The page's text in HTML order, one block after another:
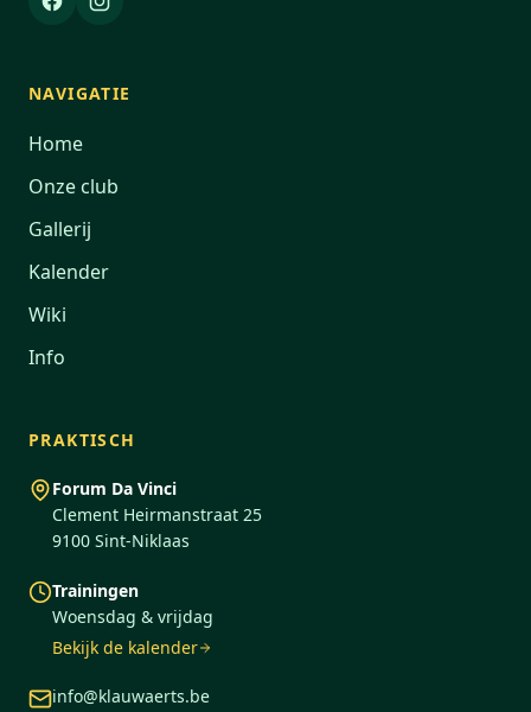
NAVIGATIE
Home
Onze club
Gallerij
Kalender
Wiki
Info
PRAKTISCH
Forum Da Vinci
Clement Heirmanstraat 25
9100 Sint-Niklaas
Trainingen
Woensdag & vrijdag
Bekijk de kalender
info@klauwaerts.be